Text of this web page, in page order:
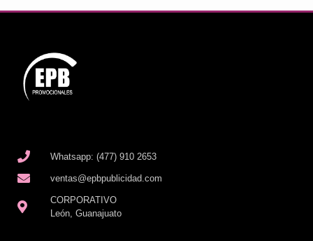
Whatsapp: (477) 910 2653
ventas@epbpublicidad.com
CORPORATIVO
León, Guanajuato